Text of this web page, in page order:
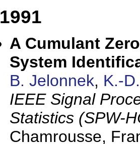
1991
A Cumulant
System
B. Jelonnek, K.-
IEEE Signal
Statistics (SPW-
Chamrousse,